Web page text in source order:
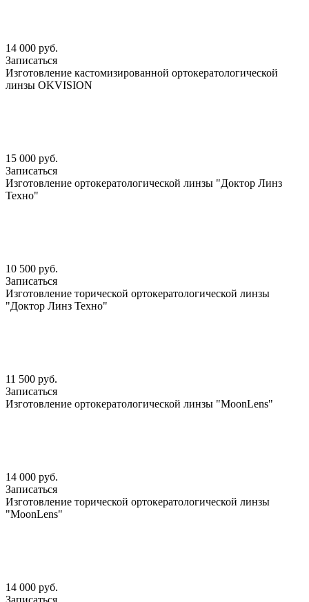
14 000 руб.
Записаться
Изготовление кастомизированной ортокератологической
линзы OKVISION
15 000 руб.
Записаться
Изготовление ортокератологической линзы "Доктор Линз
Техно"
10 500 руб.
Записаться
Изготовление торической ортокератологической линзы
"Доктор Линз Техно"
11 500 руб.
Записаться
Изготовление ортокератологической линзы "MoonLens"
14 000 руб.
Записаться
Изготовление торической ортокератологической линзы
"MoonLens"
14 000 руб.
Записаться